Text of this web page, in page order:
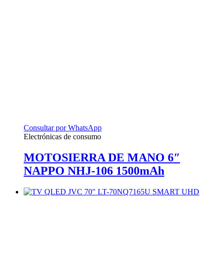
Consultar por WhatsApp
Electrónicas de consumo
MOTOSIERRA DE MANO 6″
NAPPO NHJ-106 1500mAh